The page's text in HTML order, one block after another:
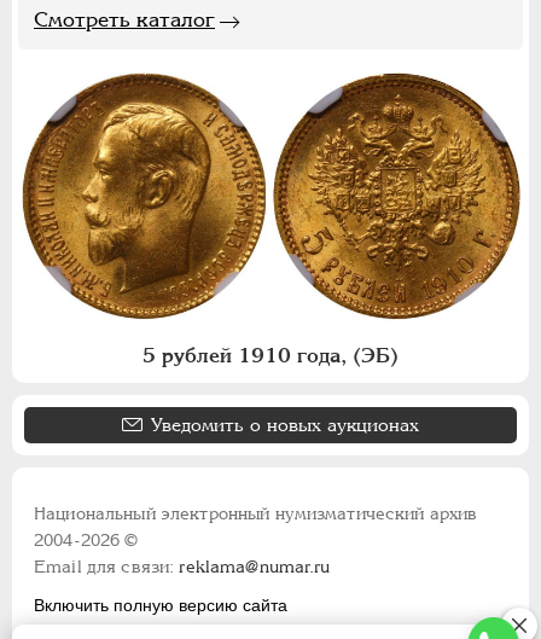
Смотреть каталог
5 рублей 1910 года, (ЭБ)
Уведомить о новых аукционах
Национальный электронный нумизматический архив
2004-2026 ©
Email для связи:reklama@numar.ru
Включить полную версию сайта